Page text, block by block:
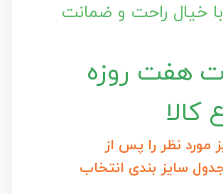
خیال راحت و ضمانت
هفت روزه
کالا
مورد نظر را پس از
سایز بندی انتخاب